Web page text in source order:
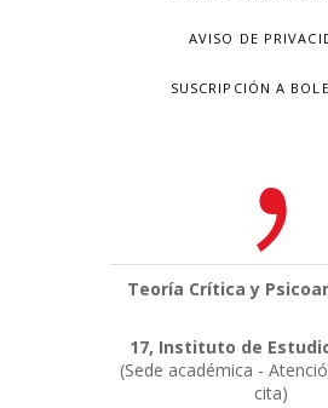
AVISO DE
SUSCRIPCIÓN A
Teoría Crítica y
17, Instituto de
(Sede académica -
cita)